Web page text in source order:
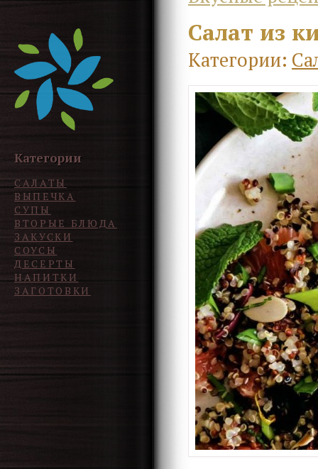
Категории
САЛАТЫ
ВЫПЕЧКА
СУПЫ
ВТОРЫЕ БЛЮДА
ЗАКУСКИ
СОУСЫ
ДЕСЕРТЫ
НАПИТКИ
ЗАГОТОВКИ
Салат из
Категории: